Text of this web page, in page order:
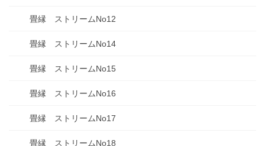
畳縁 ストリームNo12
畳縁 ストリームNo14
畳縁 ストリームNo15
畳縁 ストリームNo16
畳縁 ストリームNo17
畳縁 ストリームNo18